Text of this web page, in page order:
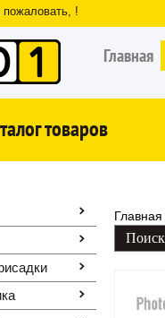
пожаловать, !
Главная
товаров
Главная